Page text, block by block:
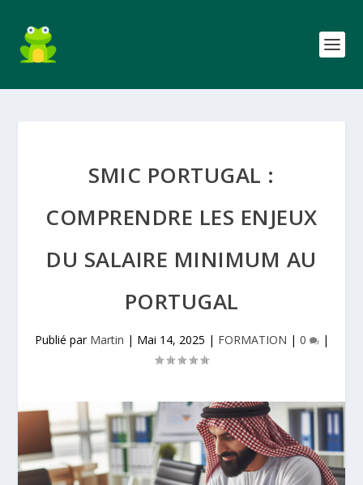
SMIC PORTUGAL :
COMPRENDRE LES ENJEUX
DU SALAIRE MINIMUM AU
PORTUGAL
Publié par Martin | Mai 14, 2025 | FORMATION | 0 |